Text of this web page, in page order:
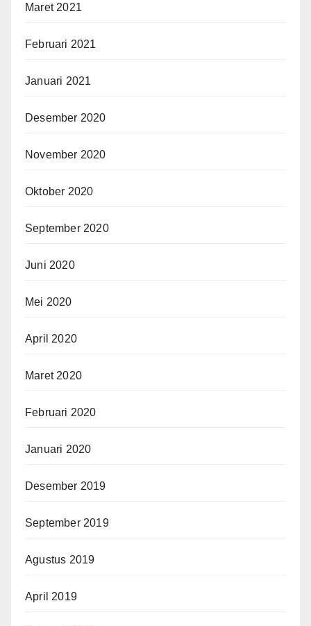
Maret 2021
Februari 2021
Januari 2021
Desember 2020
November 2020
Oktober 2020
September 2020
Juni 2020
Mei 2020
April 2020
Maret 2020
Februari 2020
Januari 2020
Desember 2019
September 2019
Agustus 2019
April 2019